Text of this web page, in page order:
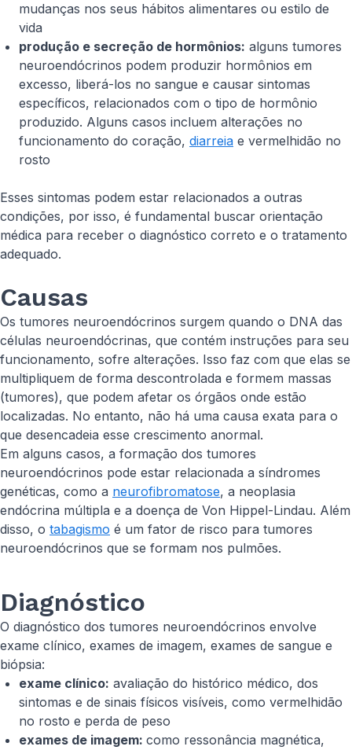
mudanças nos seus hábitos alimentares ou estilo de
vida
produção e secreção de hormônios: alguns tumores
neuroendócrinos podem produzir hormônios em
excesso, liberá-los no sangue e causar sintomas
específicos, relacionados com o tipo de hormônio
produzido. Alguns casos incluem alterações no
funcionamento do coração, diarreia e vermelhidão no
rosto
Esses sintomas podem estar relacionados a outras
condições, por isso, é fundamental buscar orientação
médica para receber o diagnóstico correto e o tratamento
adequado.
Causas
Os tumores neuroendócrinos surgem quando o DNA das
células neuroendócrinas, que contém instruções para seu
funcionamento, sofre alterações. Isso faz com que elas se
multipliquem de forma descontrolada e formem massas
(tumores), que podem afetar os órgãos onde estão
localizadas. No entanto, não há uma causa exata para o
que desencadeia esse crescimento anormal.
Em alguns casos, a formação dos tumores
neuroendócrinos pode estar relacionada a síndromes
genéticas, como a neurofibromatose, a neoplasia
endócrina múltipla e a doença de Von Hippel-Lindau. Além
disso, o tabagismo é um fator de risco para tumores
neuroendócrinos que se formam nos pulmões.
Diagnóstico
O diagnóstico dos tumores neuroendócrinos envolve
exame clínico, exames de imagem, exames de sangue e
biópsia:
exame clínico: avaliação do histórico médico, dos
sintomas e de sinais físicos visíveis, como vermelhidão
no rosto e perda de peso
exames de imagem: como ressonância magnética,